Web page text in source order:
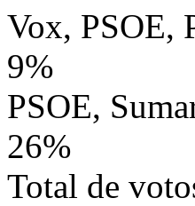
Vox, PSOE,
9%
PSOE,
26%
Total de